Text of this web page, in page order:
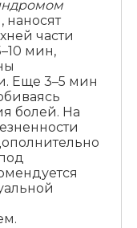
наносят
части
мин,
Еще 3–5 мин
болей. На